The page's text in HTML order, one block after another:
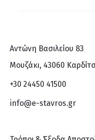
Αντώνη Βασιλείου 83
Μουζάκι, 43060
+30 24450 41500
info@e-stavros.gr